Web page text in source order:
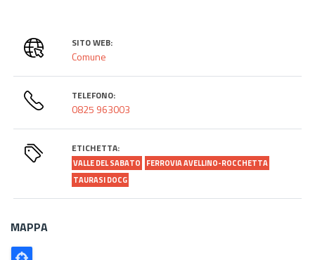
SITO WEB:
Comune
TELEFONO:
0825 963003
ETICHETTA:
VALLE DEL SABATO
FERROVIA AVELLINO-ROCCHETTA
TAURASI DOCG
MAPPA
Poligono